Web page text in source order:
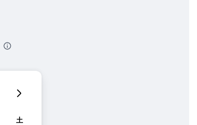
土